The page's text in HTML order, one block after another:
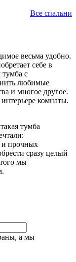
Все спальни
весьма удобно.
себе в
тумба с
любимые
и многое другое.
комнаты.
тумба
и прочных
сразу целый
мы
а мы